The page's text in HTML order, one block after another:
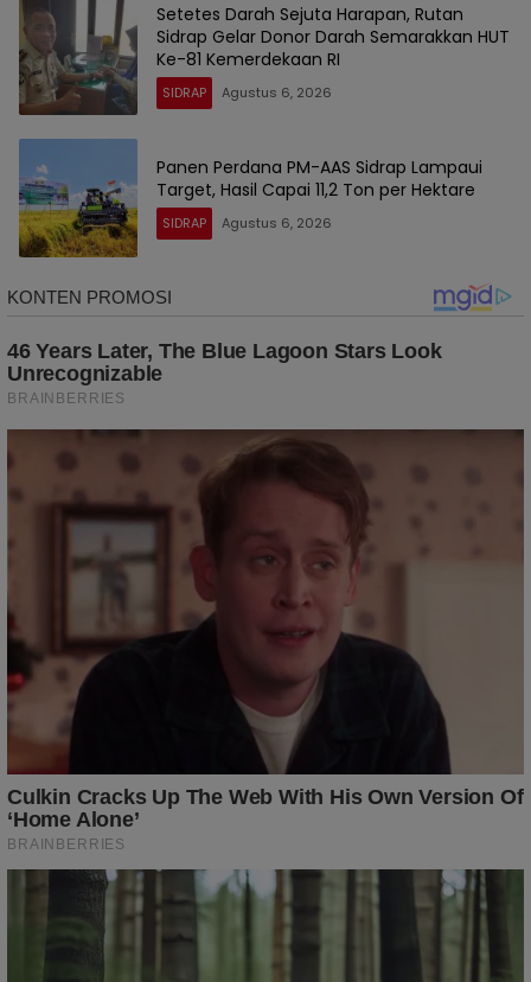
Setetes Darah Sejuta Harapan, Rutan
Sidrap Gelar Donor Darah Semarakkan HUT
Ke-81 Kemerdekaan RI
SIDRAP Agustus 6, 2026
Panen Perdana PM-AAS Sidrap Lampaui
Target, Hasil Capai 11,2 Ton per Hektare
SIDRAP Agustus 6, 2026